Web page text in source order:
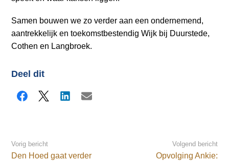
Samen bouwen we zo verder aan een ondernemend,
aantrekkelijk en toekomstbestendig Wijk bij Duurstede,
Cothen en Langbroek.
Deel dit
Facebook
X LinkedInE-mail
Vorig bericht
Den Hoed gaat verder
Volgend bericht
Opvolging Ankie: